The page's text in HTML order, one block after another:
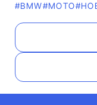
#BMW#МОТО